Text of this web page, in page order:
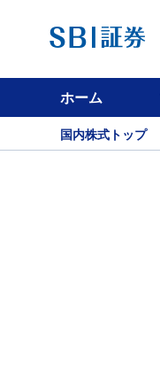
ホーム
国内株式トップ